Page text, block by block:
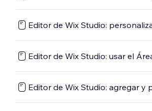
Editor de Wix Studio:
Editor de Wix Studio: usar el
Editor de Wix Studio: agregar y